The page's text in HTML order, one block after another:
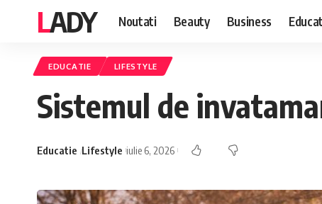
LADY Noutati Beauty Business
EDUCATIE LIFESTYLE
Sistemul de
Educatie Lifestyle iulie 6, 2026